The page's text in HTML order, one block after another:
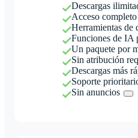
Descargas
Acceso
Herramientas de
Funciones de IA
Un paquete por
Sin atribución
Descargas más
Soporte
Sin anuncios